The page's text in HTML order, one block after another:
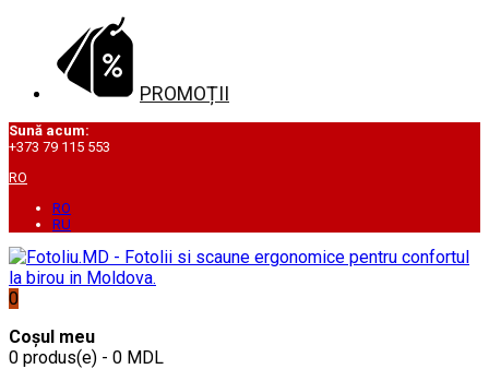
PROMOȚII
Sună acum:
+373 79 115 553
RO
RO
RU
0
Coșul meu
0 produs(e) - 0 MDL